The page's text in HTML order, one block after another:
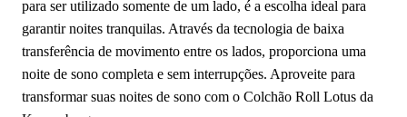
para ser utilizado somente de um lado, é a escolha ideal para
garantir noites tranquilas. Através da tecnologia de baixa
transferência de movimento entre os lados, proporciona uma
noite de sono completa e sem interrupções. Aproveite para
transformar suas noites de sono com o Colchão Roll Lotus da